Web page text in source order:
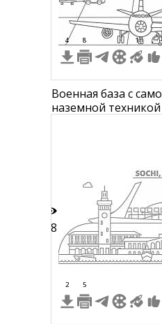
4 8 1
Военная база с
наземной
18
2 5